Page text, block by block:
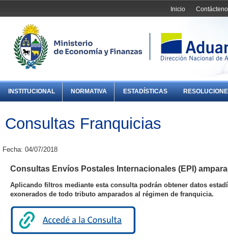
Inicio
INSTITUCIONAL NORMATIVA ESTADÍSTICAS
Consultas Franquicias
Fecha: 04/07/2018
Consultas Envíos Postales Internacionales (EPI)
Aplicando filtros mediante esta consulta podrán obtener datos
exonerados de todo tributo amparados al régimen de franquicia.